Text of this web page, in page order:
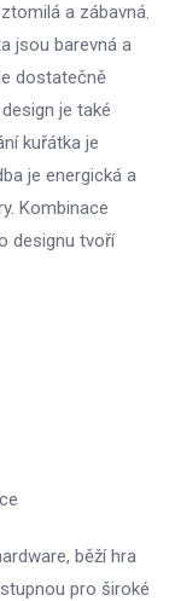
a zábavná.
jsou barevná a
dostatečně
je také
kuřátka je
je energická a
Kombinace
designu tvoří
běží hra
pro široké